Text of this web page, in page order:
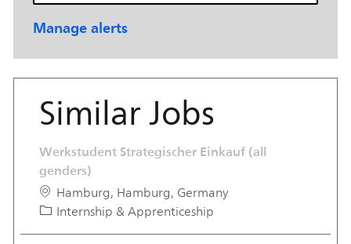
Manage alerts
Similar Jobs
Werkstudent Strategischer Einkauf (all
genders)
Location
Hamburg, Hamburg, Germany
Category
Internship & Apprenticeship